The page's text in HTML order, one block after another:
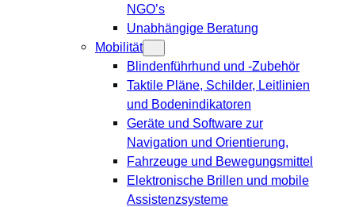
NGO’s
Unabhängige Beratung
Mobilität
Blindenführhund und -Zubehör
Taktile Pläne, Schilder, Leitlinien
und Bodenindikatoren
Geräte und Software zur
Navigation und Orientierung,
Fahrzeuge und Bewegungsmittel
Elektronische Brillen und mobile
Assistenzsysteme